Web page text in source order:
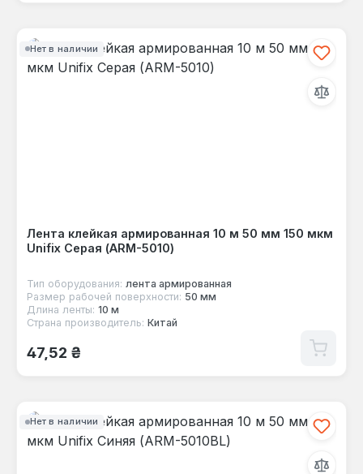
Нет в наличии
Лента клейкая армированная 10 м 50 мм 150 мкм
Unifix Серая (ARM-5010)
Тип оборудования: лента армированная
Размер рабочей поверхности: 50 мм
Длина ленты: 10 м
Страна производитель: Китай
Обычная цена:
47,52 ₴
Нет в наличии